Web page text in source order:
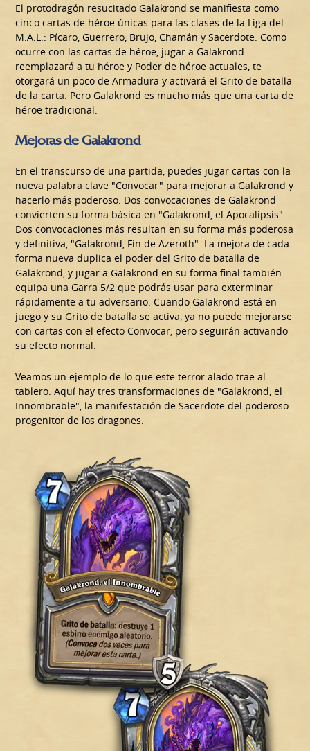
El protodragón resucitado Galakrond se manifiesta como
cinco cartas de héroe únicas para las clases de la Liga del
M.A.L.: Pícaro, Guerrero, Brujo, Chamán y Sacerdote. Como
ocurre con las cartas de héroe, jugar a Galakrond
reemplazará a tu héroe y Poder de héroe actuales, te
otorgará un poco de Armadura y activará el Grito de batalla
de la carta. Pero Galakrond es mucho más que una carta de
héroe tradicional:
Mejoras de Galakrond
En el transcurso de una partida, puedes jugar cartas con la
nueva palabra clave "Convocar" para mejorar a Galakrond y
hacerlo más poderoso. Dos convocaciones de Galakrond
convierten su forma básica en "Galakrond, el Apocalipsis".
Dos convocaciones más resultan en su forma más poderosa
y definitiva, "Galakrond, Fin de Azeroth". La mejora de cada
forma nueva duplica el poder del Grito de batalla de
Galakrond, y jugar a Galakrond en su forma final también
equipa una Garra 5/2 que podrás usar para exterminar
rápidamente a tu adversario. Cuando Galakrond está en
juego y su Grito de batalla se activa, ya no puede mejorarse
con cartas con el efecto Convocar, pero seguirán activando
su efecto normal.
Veamos un ejemplo de lo que este terror alado trae al
tablero. Aquí hay tres transformaciones de "Galakrond, el
Innombrable", la manifestación de Sacerdote del poderoso
progenitor de los dragones.